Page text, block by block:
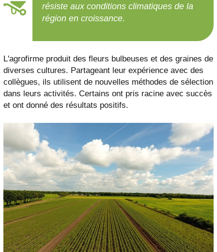
résiste aux conditions climatiques de la
région en croissance.
L'agrofirme produit des fleurs bulbeuses et des graines de
diverses cultures. Partageant leur expérience avec des
collègues, ils utilisent de nouvelles méthodes de sélection
dans leurs activités. Certains ont pris racine avec succès
et ont donné des résultats positifs.